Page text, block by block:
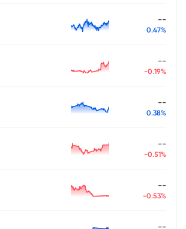
--
0.47%
--
-0.19%
--
0.38%
--
-0.51%
--
-0.53%
--